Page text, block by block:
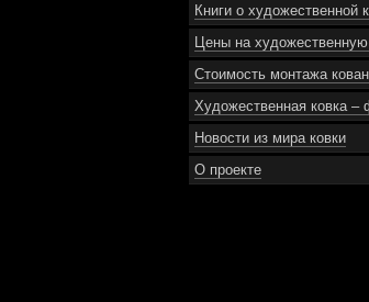
Книги о художественной
Цены на художественную
Стоимость монтажа
Художественная ковка –
Новости из мира ковки
О проекте